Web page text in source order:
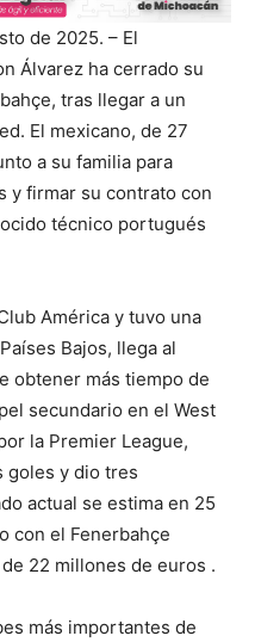
de 2025. – El
Álvarez ha cerrado su
tras llegar a un
El mexicano, de 27
a su familia para
y firmar su contrato con
técnico portugués
América y tuvo una
Bajos, llega al
obtener más tiempo de
secundario en el West
la Premier League,
goles y dio tres
actual se estima en 25
con el Fenerbahçe
22 millones de euros .
más importantes de